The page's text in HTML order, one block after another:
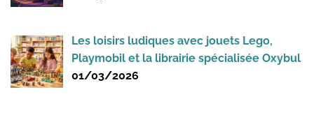
Les loisirs ludiques avec jouets Lego,
Playmobil et la librairie spécialisée Oxybul
01/03/2026